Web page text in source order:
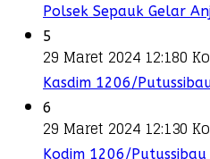
Polsek Sepauk Gelar
5
29 Maret 2024 12:180
Kasdim 1206/
6
29 Maret 2024 12:130
Kodim 1206/